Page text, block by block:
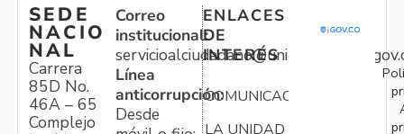
SEDE
NACIO
NAL
Carrera
85D No.
46A – 65
Complejo
Correo
institucional:
Línea
anticorrupción:
Desde
ENLACES
DE
INTERÉS
COMUNICACIONES
LA UNIDAD